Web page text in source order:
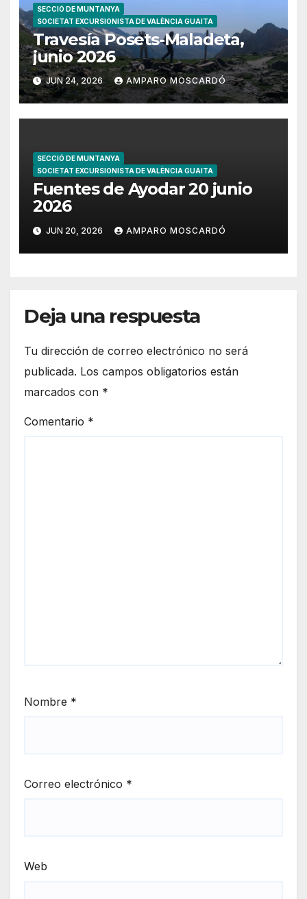
SECCIÓ DE MUNTANYA
SOCIETAT EXCURSIONISTA DE VALÈNCIA GUAITA
Travesía Posets-Maladeta,
junio 2026
JUN 24, 2026 AMPARO MOSCARDÓ
SECCIÓ DE MUNTANYA
SOCIETAT EXCURSIONISTA DE VALÈNCIA GUAITA
Fuentes de Ayodar 20 junio
2026
JUN 20, 2026 AMPARO MOSCARDÓ
Deja una respuesta
Tu dirección de correo electrónico no será
publicada. Los campos obligatorios están
marcados con *
Comentario *
Nombre *
Correo electrónico *
Web